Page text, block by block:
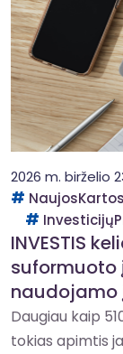
2026 m. birželio
INVESTIS
suformuoto
naudojamo
Daugiau kaip
tokias apimtis